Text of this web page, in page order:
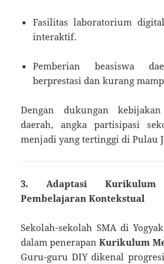
Fasilitas laboratorium
interaktif.
Pemberian beasiswa
berprestasi dan kurang
Dengan dukungan
daerah, angka partisipasi
menjadi yang tertinggi di Pulau
3. Adaptasi
Pembelajaran Kontekstual
Sekolah-sekolah SMA di
dalam penerapanKurikulum
Guru-guru DIY dikenal